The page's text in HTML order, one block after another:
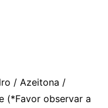
/ Azeitona /
(*Favor observar a